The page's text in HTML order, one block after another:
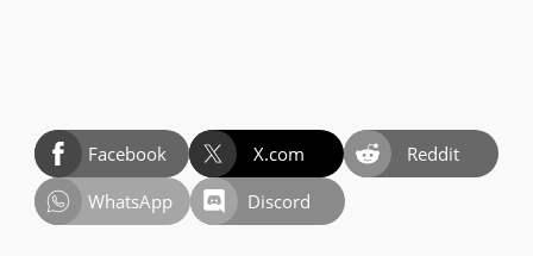
Facebook X.com
Reddit
WhatsApp
Discord